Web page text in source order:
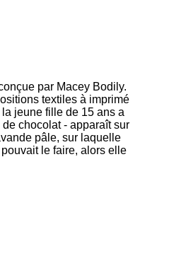
par Macey Bodily.
textiles à imprimé
jeune fille de 15 ans a
chocolat - apparaît sur
pâle, sur laquelle
le faire, alors elle